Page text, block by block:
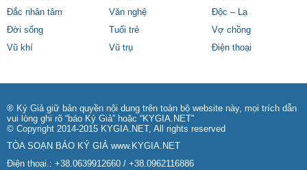
Đắc nhân tâm
Văn nghệ
Độc – Lạ
Đời sống
Tuổi trẻ
Vợ chồng
Vũ khí
Vũ trụ Điện thoại
® Ký Giả giữ bản quyền nội dung trên toàn bộ website này, mọi trích dẫn
vui lòng ghi rõ “báo Ký Giả” hoặc “KYGIA.NET”
© Copyright 2014-2015 KYGIA.NET, All rights reserved
TÒA SOẠN BÁO KÝ GIẢ www.KYGIA.NET
Điện thoại.: +38.0639912660 / +38.0962116886